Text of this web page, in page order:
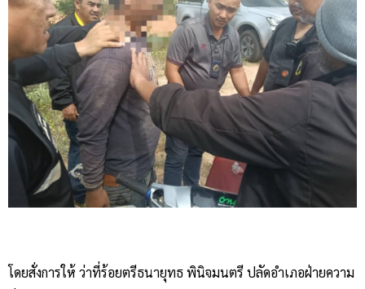
โดยสั่งการให้ ว่าที่ร้อยตรีธนายุทธ พินิจมนตรี ปลัดอำเภอฝ่ายความ